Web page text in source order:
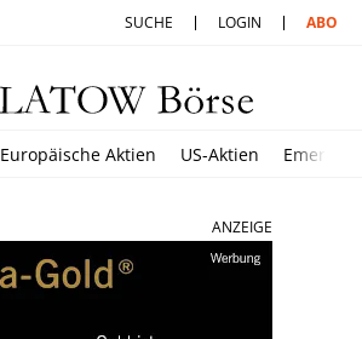
SUCHE LOGIN ABO
Europäische Aktien US-Aktien
ANZEIGE